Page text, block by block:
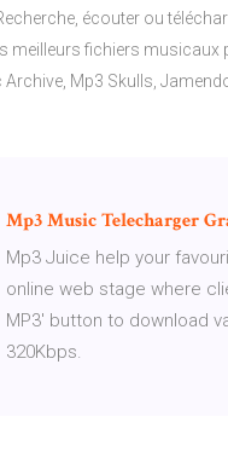
écouter ou
meilleurs fichiers musicaux
Archive, Mp3 Skulls,
Mp3MusicTelecharger
Mp3 Juice help your
online web stage where
MP3' button to download
320Kbps.